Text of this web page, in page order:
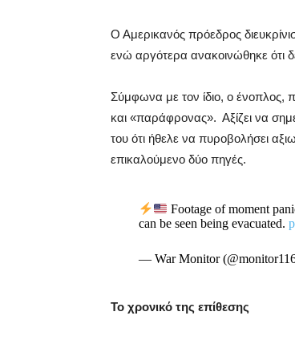
Ο Αμερικανός πρόεδρος
ενώ αργότερα ανακοινώθηκε ότι
Σύμφωνα με τον ίδιο, ο ένοπλος,
και «παράφρονας». Αξίζει να
του ότι ήθελε να πυροβολήσει
επικαλούμενο δύο πηγές.
Footage of moment
can be seen being evacuated.
— War Monitor
Το χρονικό της επίθεσης